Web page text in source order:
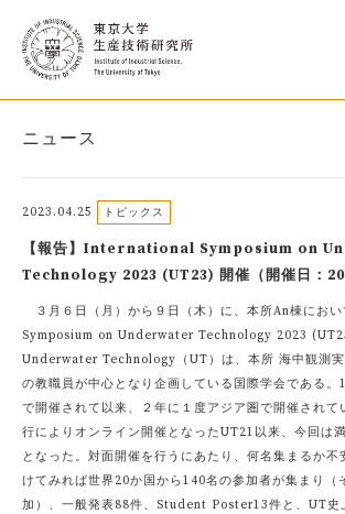
ニュース
2023.04.25 トピックス
【報告】International Symposium on
Technology 2023 (UT23) 開催（開催日：
３月６日（月）から９日（木）に、本所An棟にお
Symposium on Underwater Technology 2023
Underwater Technology（UT）は、本所 海中観測実
の教職員が中心となり企画している国際学会である。
で開催されて以来、２年に１度アジア圏で開催され
行によりオンライン開催となったUT21以来、今回は
となった。対面開催を行うにあたり、何名集まるか不
けてみれば世界20か国から140名の参加者が集まり（
加）、一般発表88件、Student Poster13件と、UT史